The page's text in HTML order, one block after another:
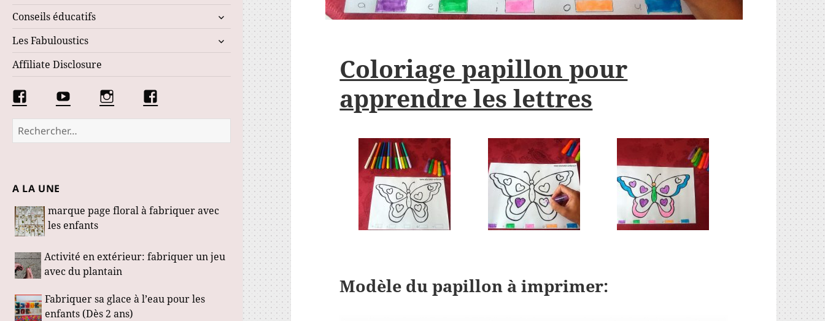
sous-
Conseils éducatifs
ouvrir
sous-
Les Fabuloustics
ouvrir
Affiliate Disclosure
Facebook
Les
Fabuloustics
Conseils
d’une
éducatrice
de
Éduquer
les
petits
La
communauté
Marmotille
Rechercher :
A LA UNE
marque page floral à fabriquer avec
les enfants
Activité en extérieur: fabriquer un jeu
avec du plantain
Fabriquer sa glace à l’eau pour les
enfants (Dès 2 ans)
Coloriage papillon pour
apprendre les lettres
Modèle du papillon à imprimer: